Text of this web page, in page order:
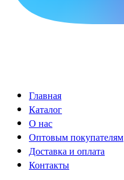
Главная
Каталог
О нас
Оптовым покупателям
Доставка и оплата
Контакты